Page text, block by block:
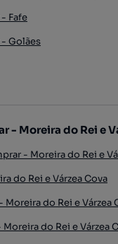
Fafe
Golães
- Moreira do Rei e
- Moreira do Rei e
do Rei e Várzea Cova
do Rei e Várzea
do Rei e Várzea